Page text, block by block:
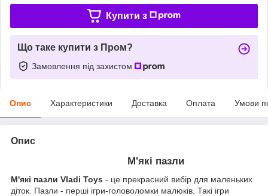
Купити з
Що таке купити з Пром?
Замовлення під захистом
Опис Характеристики Доставка Оплата Умови
Опис
М'які пазли
М'які пазли Vladi Toys - це прекрасний вибір для маленьких
діток. Пазли - перші ігри-головоломки малюків. Такі ігри